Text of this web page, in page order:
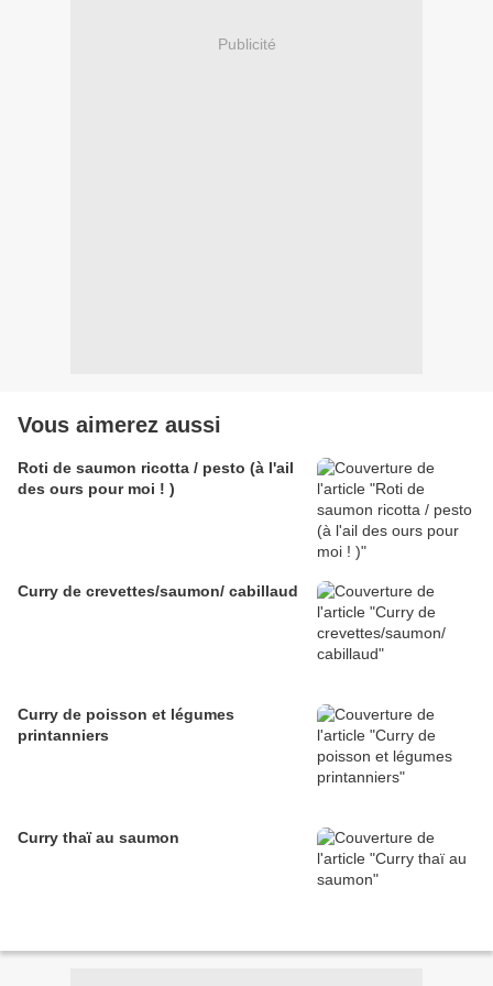
Publicité
Vous aimerez aussi
Roti de saumon ricotta / pesto (à l'ail
des ours pour moi ! )
Curry de crevettes/saumon/ cabillaud
Curry de poisson et légumes
printanniers
Curry thaï au saumon